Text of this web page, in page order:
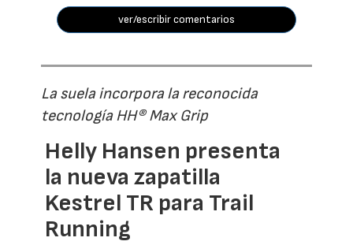
ver/escribir comentarios
La suela incorpora la reconocida
tecnología HH® Max Grip
Helly Hansen presenta
la nueva zapatilla
Kestrel TR para Trail
Running